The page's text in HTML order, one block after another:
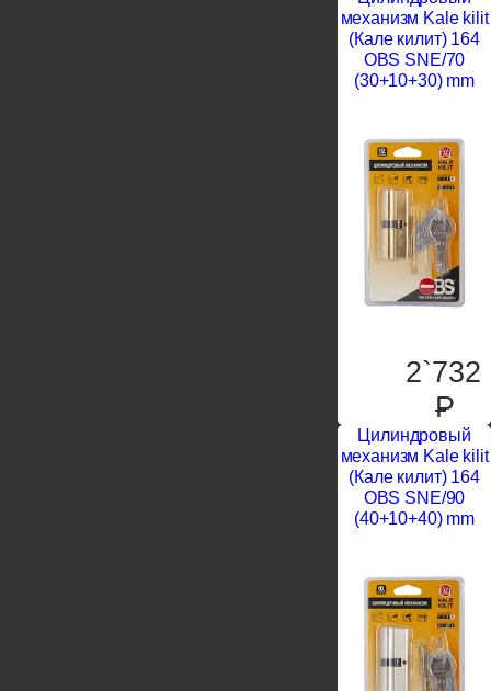
механизм Kale kilit
(Кале килит) 164
OBS SNE/70
(30+10+30) mm
2`732
P
Цилиндровый
механизм Kale kilit
(Кале килит) 164
OBS SNE/90
(40+10+40) mm